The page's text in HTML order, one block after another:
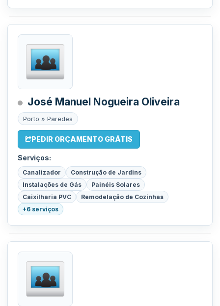
José Manuel Nogueira Oliveira
Porto » Paredes
PEDIR ORÇAMENTO GRÁTIS
Serviços:
Canalizador
Construção de Jardins
Instalações de Gás
Painéis Solares
Caixilharia PVC
Remodelação de Cozinhas
+6 serviços